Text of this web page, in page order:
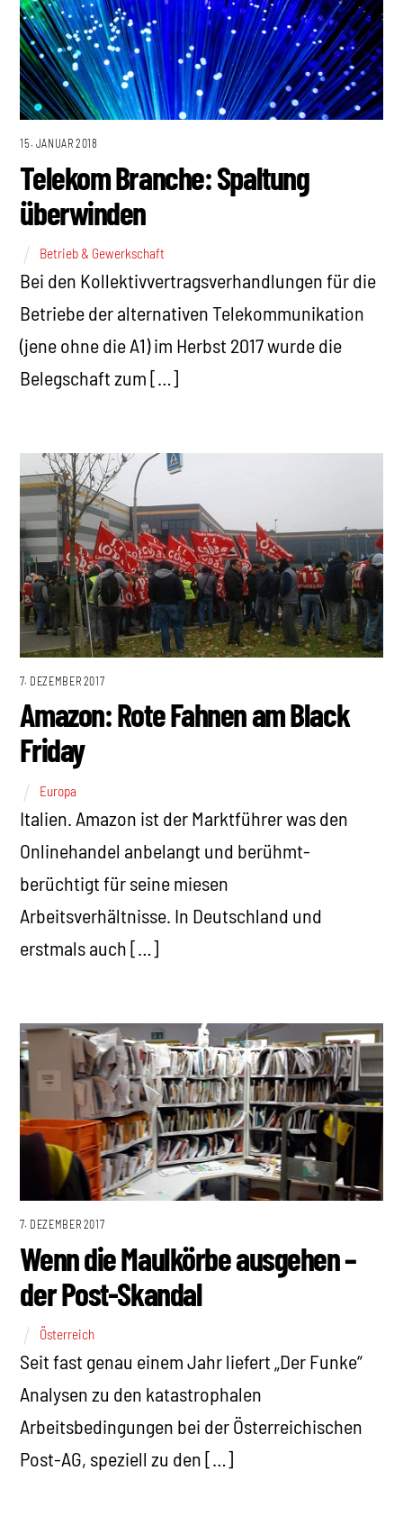
15. JANUAR 2018
Telekom Branche: Spaltung
überwinden
Betrieb & Gewerkschaft
Bei den Kollektivvertragsverhandlungen für die
Betriebe der alternativen Telekommunikation
(jene ohne die A1) im Herbst 2017 wurde die
Belegschaft zum […]
7. DEZEMBER 2017
Amazon: Rote Fahnen am Black
Friday
Europa
Italien. Amazon ist der Marktführer was den
Onlinehandel anbelangt und berühmt-
berüchtigt für seine miesen
Arbeitsverhältnisse. In Deutschland und
erstmals auch […]
7. DEZEMBER 2017
Wenn die Maulkörbe ausgehen –
der Post-Skandal
Österreich
Seit fast genau einem Jahr liefert „Der Funke“
Analysen zu den katastrophalen
Arbeitsbedingungen bei der Österreichischen
Post-AG, speziell zu den […]